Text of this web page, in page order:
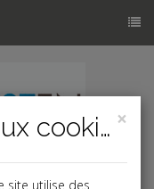
×
Politique relative aux cookies
site utilise des